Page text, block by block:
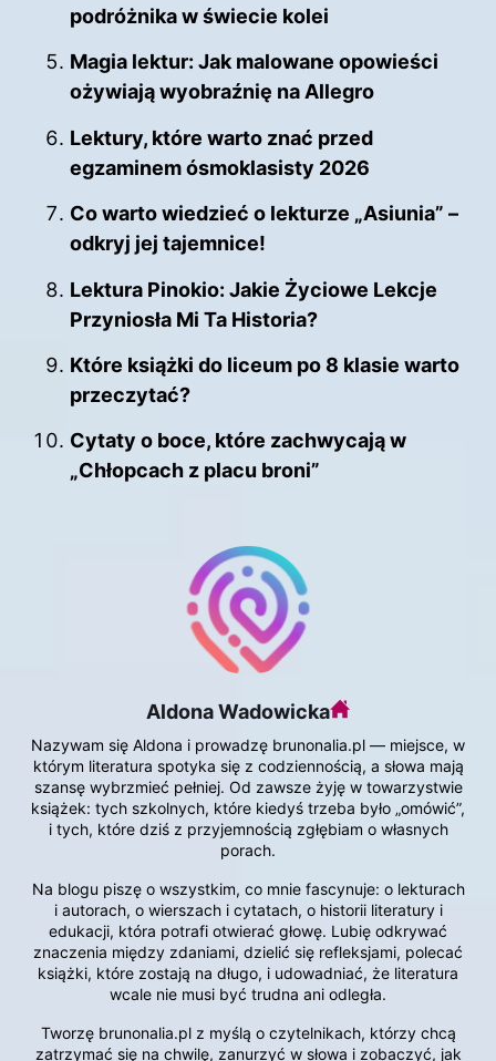
podróżnika w świecie kolei
Magia lektur: Jak malowane opowieści
ożywiają wyobraźnię na Allegro
Lektury, które warto znać przed
egzaminem ósmoklasisty 2026
Co warto wiedzieć o lekturze „Asiunia” –
odkryj jej tajemnice!
Lektura Pinokio: Jakie Życiowe Lekcje
Przyniosła Mi Ta Historia?
Które książki do liceum po 8 klasie warto
przeczytać?
Cytaty o boce, które zachwycają w
„Chłopcach z placu broni”
Aldona Wadowicka
Nazywam się Aldona i prowadzę brunonalia.pl — miejsce, w
którym literatura spotyka się z codziennością, a słowa mają
szansę wybrzmieć pełniej. Od zawsze żyję w towarzystwie
książek: tych szkolnych, które kiedyś trzeba było „omówić”,
i tych, które dziś z przyjemnością zgłębiam o własnych
porach.
Na blogu piszę o wszystkim, co mnie fascynuje: o lekturach
i autorach, o wierszach i cytatach, o historii literatury i
edukacji, która potrafi otwierać głowę. Lubię odkrywać
znaczenia między zdaniami, dzielić się refleksjami, polecać
książki, które zostają na długo, i udowadniać, że literatura
wcale nie musi być trudna ani odległa.
Tworzę brunonalia.pl z myślą o czytelnikach, którzy chcą
zatrzymać się na chwilę, zanurzyć w słowa i zobaczyć, jak